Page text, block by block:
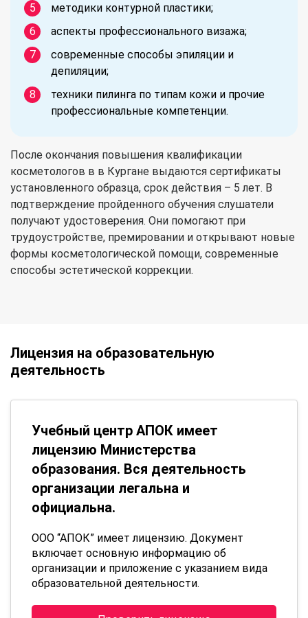
методики контурной пластики;
аспекты профессионального визажа;
современные способы эпиляции и
депиляции;
техники пилинга по типам кожи и прочие
профессиональные компетенции.
После окончания повышения квалификации
косметологов в в Кургане выдаются сертификаты
установленного образца, срок действия – 5 лет. В
подтверждение пройденного обучения слушатели
получают удостоверения. Они помогают при
трудоустройстве, премировании и открывают новые
формы косметологической помощи, современные
способы эстетической коррекции.
Лицензия на образовательную
деятельность
Учебный центр АПОК имеет
лицензию Министерства
образования. Вся деятельность
организации легальна и
официальна.
ООО “АПОК” имеет лицензию. Документ
включает основную информацию об
организации и приложение с указанием вида
образовательной деятельности.